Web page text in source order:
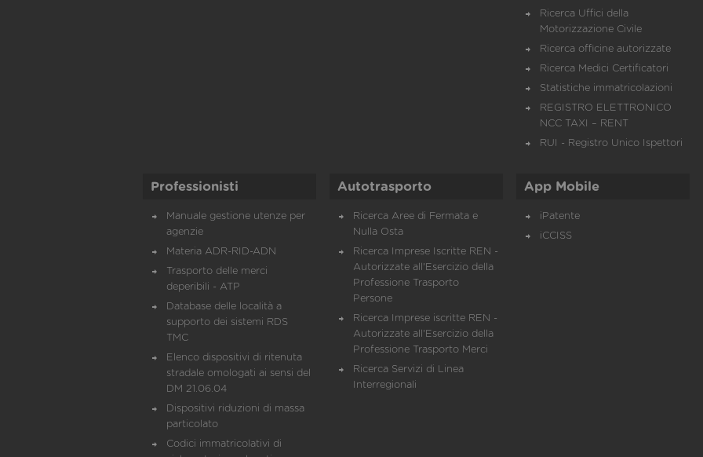
Ricerca Uffici della
Motorizzazione Civile
Ricerca officine autorizzate
Ricerca Medici Certificatori
Statistiche immatricolazioni
REGISTRO ELETTRONICO
NCC TAXI – RENT
RUI - Registro Unico Ispettori
Professionisti
Manuale gestione utenze per
agenzie
Materia ADR-RID-ADN
Trasporto delle merci
deperibili - ATP
Database delle località a
supporto dei sistemi RDS
TMC
Elenco dispositivi di ritenuta
stradale omologati ai sensi del
DM 21.06.04
Dispositivi riduzioni di massa
particolato
Codici immatricolativi di
Autotrasporto
Ricerca Aree di Fermata e
Nulla Osta
Ricerca Imprese Iscritte REN -
Autorizzate all'Esercizio della
Professione Trasporto
Persone
Ricerca Imprese iscritte REN -
Autorizzate all'Esercizio della
Professione Trasporto Merci
Ricerca Servizi di Linea
Interregionali
App Mobile
iPatente
iCCISS